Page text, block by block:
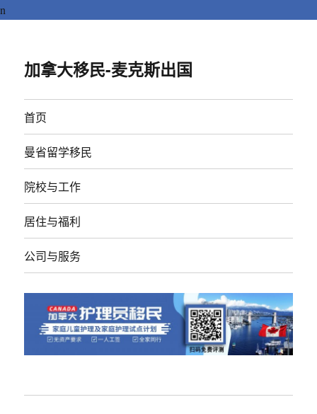
n
加拿大移民-麦克斯出国
首页
曼省留学移民
院校与工作
居住与福利
公司与服务